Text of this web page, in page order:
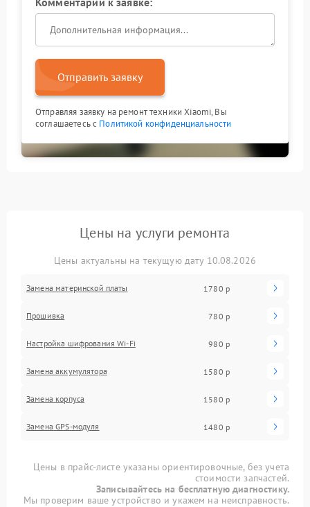
Отправить заявку
Отправляя заявку на ремонт техники Xiaomi, Вы
соглашаетесь с Политикой конфиденциальности
Цены на услуги ремонта
Цены актуальны на текущую дату 10.08.2026
Замена материнской платы 1780 р
Прошивка 780 р
Настройка шифрования Wi-Fi 980 р
Замена аккумулятора 1580 р
Замена корпуса 1580 р
Замена GPS-модуля 1480 р
Цены в прайс-листе указаны ориентировочные, без учета
стоимости запчастей.
Записывайтесь на бесплатную диагностику.
Мы проверим ваше устройство и укажем на неисправность.